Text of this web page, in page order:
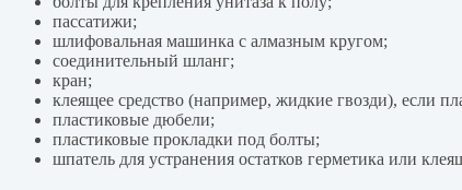
пассатижи;
шлифовальная машинка с алмазным кругом;
соединительный шланг;
кран;
клеящее средство (например, жидкие гвозди), если
пластиковые дюбели;
пластиковые прокладки под болты;
шпатель для устранения остатков герметика или